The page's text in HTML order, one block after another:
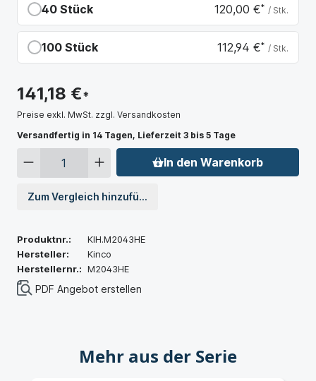
40 Stück 120,00 €* / Stk.
100 Stück 112,94 €* / Stk.
141,18 €*
Preise exkl. MwSt. zzgl. Versandkosten
Versandfertig in 14 Tagen, Lieferzeit 3 bis 5 Tage
In den Warenkorb
Zum Vergleich hinzufügen
Produktnr.:
KIH.M2043HE
Hersteller:
Kinco
Herstellernr.: M2043HE
PDF Angebot erstellen
Mehr aus der Serie